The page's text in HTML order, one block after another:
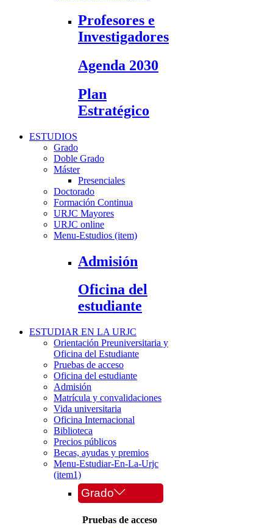
Profesores e
Investigadores
Agenda 2030
Plan
Estratégico
ESTUDIOS
Grado
Doble Grado
Máster
Presenciales
Doctorado
Formación Continua
URJC Mayores
URJC online
Menu-Estudios (item)
Admisión
Oficina del
estudiante
ESTUDIAR EN LA URJC
Orientación Preuniversitaria y
Oficina del Estudiante
Pruebas de acceso
Oficina del estudiante
Admisión
Matrícula y convalidaciones
Vida universitaria
Oficina Internacional
Biblioteca
Precios públicos
Becas, ayudas y premios
Menu-Estudiar-En-La-Urjc
(item1)
Grado
Pruebas de acceso